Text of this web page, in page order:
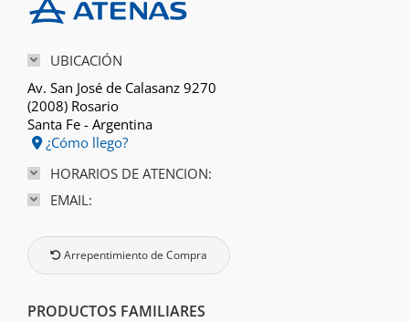
UBICACIÓN
Av. San José de Calasanz 9270
(2008) Rosario
Santa Fe - Argentina
¿Cómo llego?
HORARIOS DE ATENCION:
EMAIL:
Arrepentimiento de Compra
PRODUCTOS FAMILIARES